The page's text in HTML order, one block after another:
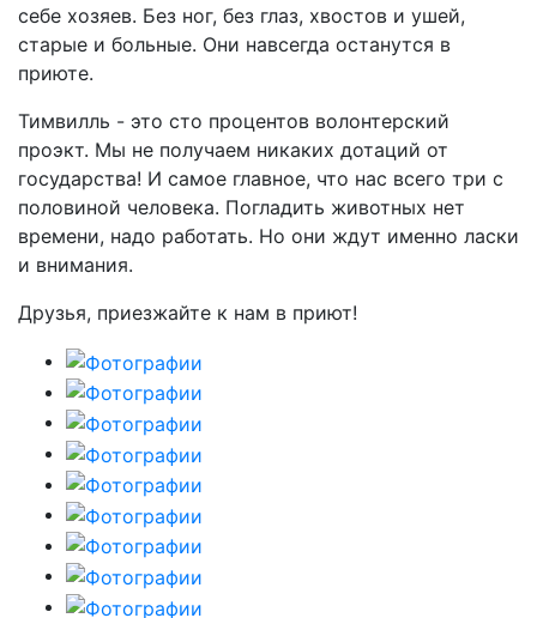
себе хозяев. Без ног, без глаз, хвостов и ушей,
старые и больные. Они навсегда останутся в
приюте.
Тимвилль - это сто процентов волонтерский
проэкт. Мы не получаем никаких дотаций от
государства! И самое главное, что нас всего три с
половиной человека. Погладить животных нет
времени, надо работать. Но они ждут именно ласки
и внимания.
Друзья, приезжайте к нам в приют!